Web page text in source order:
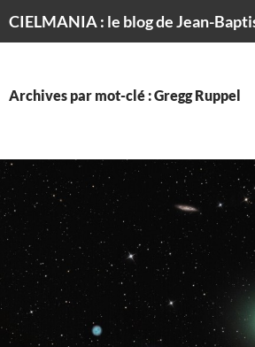
Archives par mot-clé : Gregg Ruppel